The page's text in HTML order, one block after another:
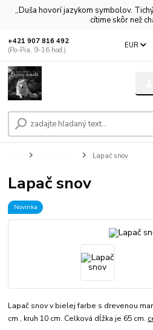
,,Duša hovorí jazykom symbolov.
cítime skôr než
EUR
+421 907 816 492
(Po-Pia, 9-16 hod.)
Lapač snov
Lapač snov
Novinka
Lapač snov v bielej farbe s drevenou
cm , kruh 10 cm. Celková dĺžka je 65 cm.